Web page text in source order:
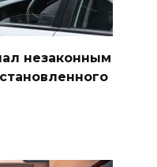
незаконным